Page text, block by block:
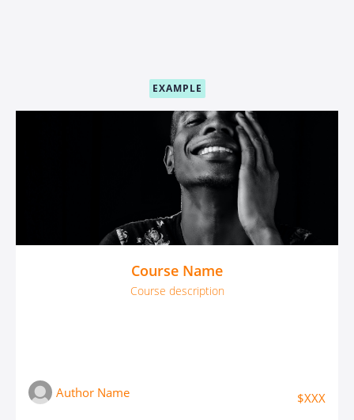
EXAMPLE
Course Name
Course description
Author Name $XXX